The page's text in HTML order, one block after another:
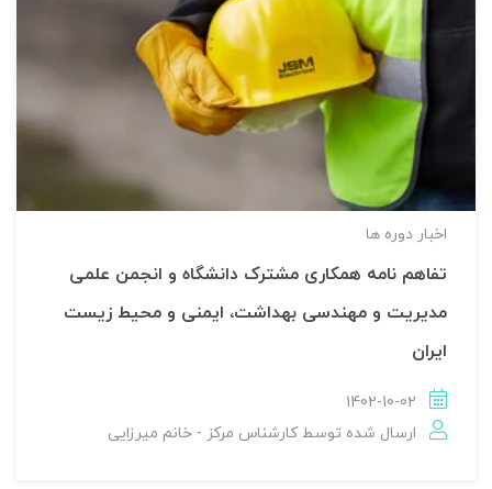
اخبار دوره ها
تفاهم نامه همکاری مشترک دانشگاه و انجمن علمی
مدیریت و مهندسی بهداشت، ایمنی و محیط زیست
ایران
1402-10-02
ارسال شده توسطکارشناس مرکز - خانم میرزایی